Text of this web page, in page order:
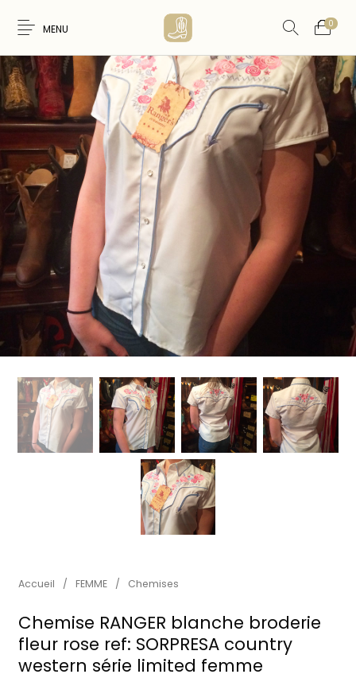
MENU 0
Nouveaux
Produits
FEMME
COUNTRY
AMERINDIEN
ACCESSOIRES CEINTURES CARTES CADEAUX
Accueil / FEMME / Chemises
Chemise RANGER blanche broderie
fleur rose ref: SORPRESA country
western série limited femme